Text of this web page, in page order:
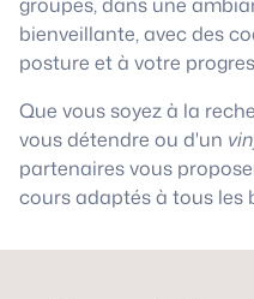
bienveillante, avec des
posture et à votre
Que vous soyez à la
vous détendre ou d'un
partenaires vous
cours adaptés à tous les